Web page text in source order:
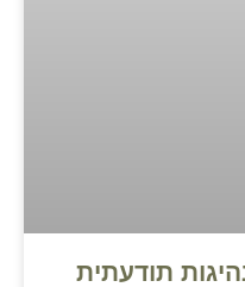
מנהיגות תודעתית